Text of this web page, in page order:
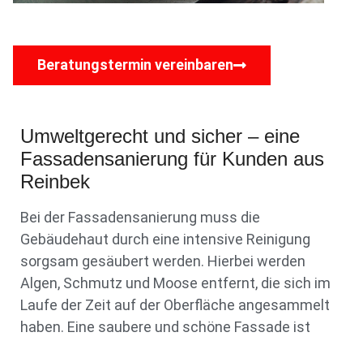
Beratungstermin vereinbaren
Umweltgerecht und sicher – eine
Fassadensanierung für Kunden aus
Reinbek
Bei der Fassadensanierung muss die
Gebäudehaut durch eine intensive Reinigung
sorgsam gesäubert werden. Hierbei werden
Algen, Schmutz und Moose entfernt, die sich im
Laufe der Zeit auf der Oberfläche angesammelt
haben. Eine saubere und schöne Fassade ist